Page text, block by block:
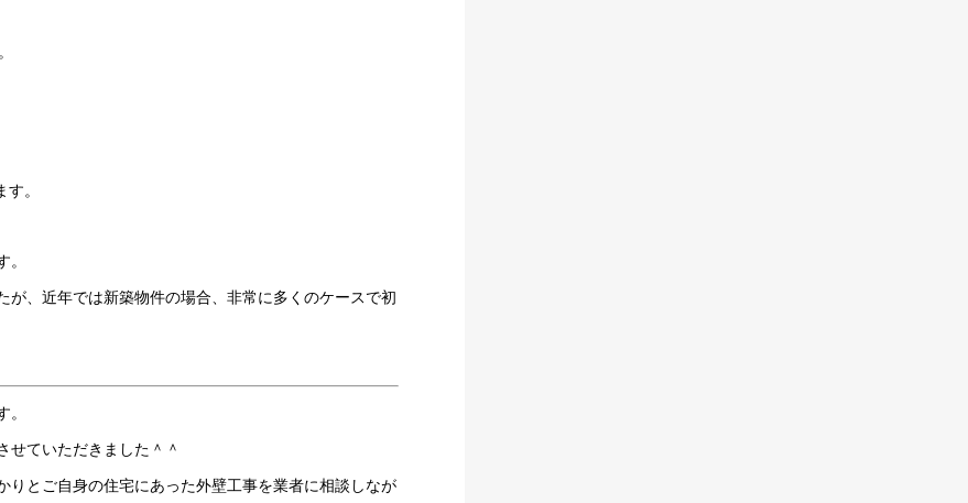
。
、近年では新築物件の場合、非常に多くのケースで初
せていただきました＾＾
とご自身の住宅にあった外壁工事を業者に相談しなが